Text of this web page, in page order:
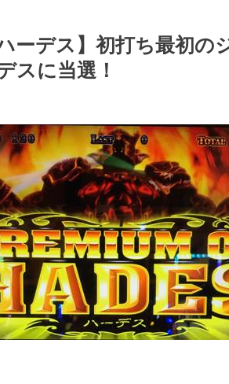
ーデス】初打ち最初の
スに当選！